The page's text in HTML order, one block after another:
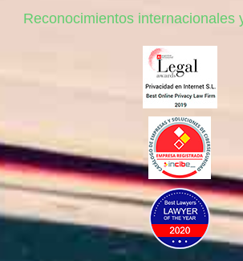
Reconocimientos internacionales